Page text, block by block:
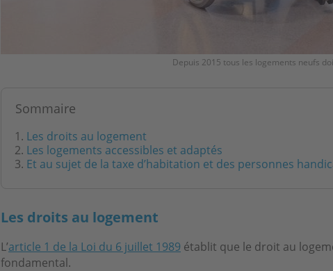
Depuis 2015 tous les logements neufs
Sommaire
Les droits au logement
Les logements accessibles et adaptés
Et au sujet de la taxe d’habitation et des personnes
Les droits au logement
L’article 1 de la Loi du 6 juillet 1989 établit que le droit au
fondamental.